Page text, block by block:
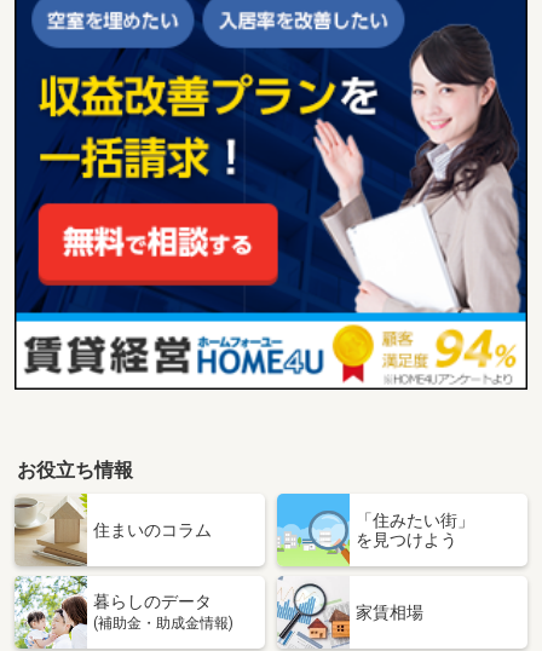
お役立ち情報
住まいのコラム
「住みたい街」
を見つけよう
暮らしのデータ
(補助金・助成金情報)
家賃相場